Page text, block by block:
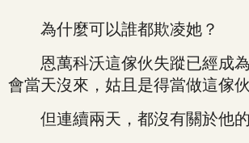
為什麼可以誰都欺凌她？
恩萬科沃這傢伙失蹤已經成為
會當天沒來，姑且是得當做這傢
但連續兩天，都沒有關於他的